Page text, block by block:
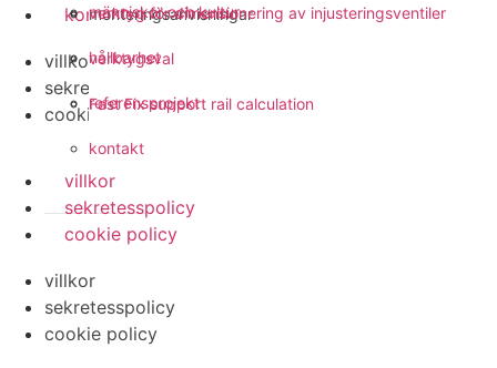
monteringsanvisningar
verktyg för dimensionering av injusteringsventiler
verktygsval
Fast Fix support rail calculation
människor och kultur
hållbarhet
referensprojekt
kontakt
kontakt
villkor
sekretesspolicy
cookie policy
villkor
sekretesspolicy
cookie policy
villkor
sekretesspolicy
cookie policy